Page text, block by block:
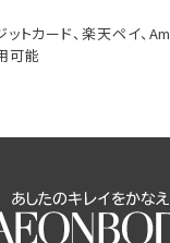
ットカード、楽天ペイ、
可能